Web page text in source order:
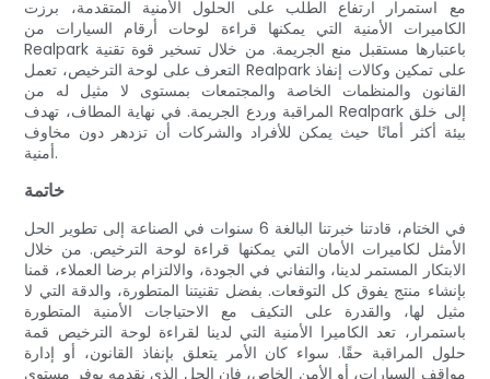
مع استمرار ارتفاع الطلب على الحلول الأمنية المتقدمة، برزت
الكاميرات الأمنية التي يمكنها قراءة لوحات أرقام السيارات من
Realpark باعتبارها مستقبل منع الجريمة. من خلال تسخير قوة تقنية
التعرف على لوحة الترخيص، تعمل Realpark على تمكين وكالات إنفاذ
القانون والمنظمات الخاصة والمجتمعات بمستوى لا مثيل له من
المراقبة وردع الجريمة. في نهاية المطاف، تهدف Realpark إلى خلق
بيئة أكثر أمانًا حيث يمكن للأفراد والشركات أن تزدهر دون مخاوف
أمنية.
خاتمة
في الختام، قادتنا خبرتنا البالغة 6 سنوات في الصناعة إلى تطوير الحل
الأمثل لكاميرات الأمان التي يمكنها قراءة لوحة الترخيص. من خلال
الابتكار المستمر لدينا، والتفاني في الجودة، والالتزام برضا العملاء، قمنا
بإنشاء منتج يفوق كل التوقعات. بفضل تقنيتنا المتطورة، والدقة التي لا
مثيل لها، والقدرة على التكيف مع الاحتياجات الأمنية المتطورة
باستمرار، تعد الكاميرا الأمنية التي لدينا لقراءة لوحة الترخيص قمة
حلول المراقبة حقًا. سواء كان الأمر يتعلق بإنفاذ القانون، أو إدارة
مواقف السيارات، أو الأمن الخاص، فإن الحل الذي نقدمه يوفر مستوى